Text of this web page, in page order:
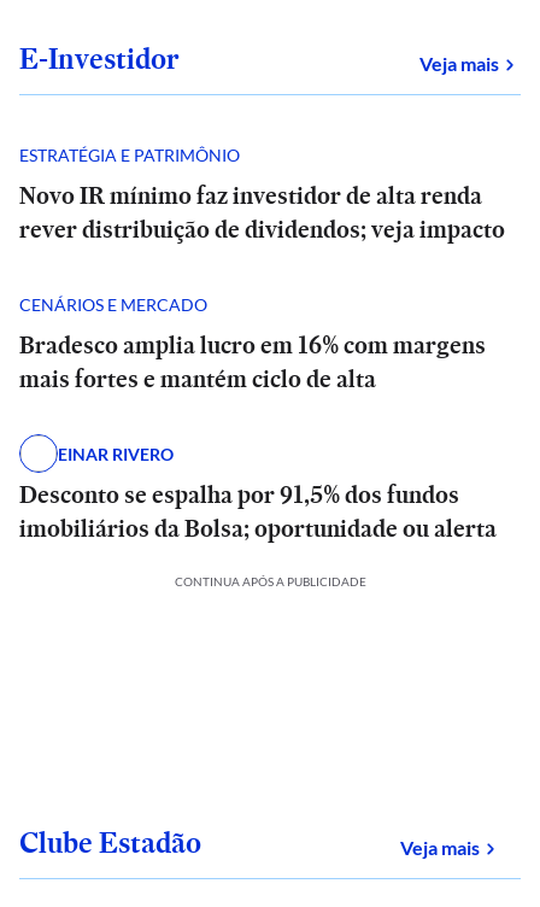
E-Investidor Veja mais
ESTRATÉGIA E PATRIMÔNIO
Novo IR mínimo faz investidor de alta renda
rever distribuição de dividendos; veja impacto
CENÁRIOS E MERCADO
Bradesco amplia lucro em 16% com margens
mais fortes e mantém ciclo de alta
EINAR RIVERO
Desconto se espalha por 91,5% dos fundos
imobiliários da Bolsa; oportunidade ou alerta
CONTINUA APÓS A PUBLICIDADE
Clube Estadão Veja maissobre